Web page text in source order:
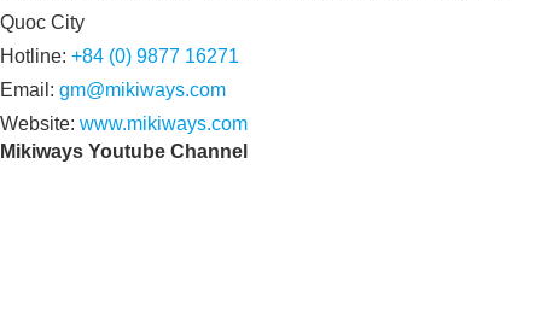
Quoc City
Hotline: +84 (0) 9877 16271
Email: gm@mikiways.com
Website: www.mikiways.com
Mikiways Youtube Channel